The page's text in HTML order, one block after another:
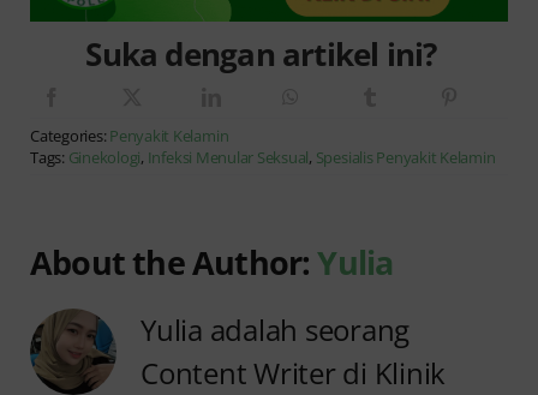
Suka dengan artikel ini?
Categories: Penyakit Kelamin
Tags: Ginekologi, Infeksi Menular Seksual, Spesialis Penyakit Kelamin
About the Author:Yulia
Yulia adalah seorang
Content Writer di Klinik